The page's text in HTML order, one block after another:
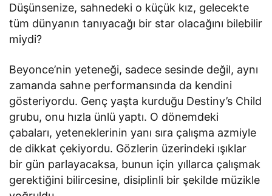
Düşünsenize, sahnedeki o küçük kız, gelecekte
tüm dünyanın tanıyacağı bir star olacağını bilebilir
miydi?
Beyonce’nin yeteneği, sadece sesinde değil, aynı
zamanda sahne performansında da kendini
gösteriyordu. Genç yaşta kurduğu Destiny’s Child
grubu, onu hızla ünlü yaptı. O dönemdeki
çabaları, yeteneklerinin yanı sıra çalışma azmiyle
de dikkat çekiyordu. Gözlerin üzerindeki ışıklar
bir gün parlayacaksa, bunun için yıllarca çalışmak
gerektiğini bilircesine, disiplinli bir şekilde müzikle